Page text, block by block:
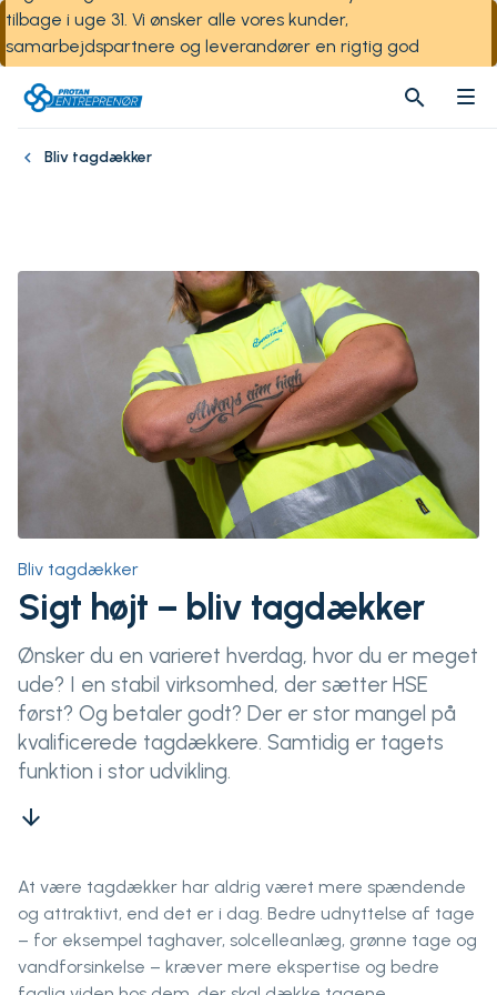
tilbage i uge 31. Vi ønsker alle vores kunder,
samarbejdspartnere og leverandører en rigtig god
sommer!
search
search
Bliv tagdækker
Bliv tagdækker
Sigt højt – bliv tagdækker
Ønsker du en varieret hverdag, hvor du er meget
ude? I en stabil virksomhed, der sætter HSE
først? Og betaler godt? Der er stor mangel på
kvalificerede tagdækkere. Samtidig er tagets
funktion i stor udvikling.
arrow_downward
At være tagdækker har aldrig været mere spændende
og attraktivt, end det er i dag. Bedre udnyttelse af tage
– for eksempel taghaver, solcelleanlæg, grønne tage og
vandforsinkelse – kræver mere ekspertise og bedre